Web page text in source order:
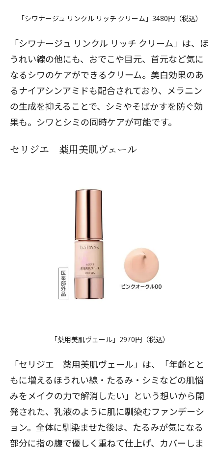
「シワナージュ リンクル リッチ クリーム」3480円（税込）
「シワナージュ リンクル リッチ クリーム 」は、ほ
うれい線の他にも、おでこや目元、首元など気に
なるシワのケアができるクリーム。美白効果のあ
るナイアシンアミドも配合されており、メラニン
の生成を抑えることで、シミやそばかすを防ぐ効
果も。シワとシミの同時ケアが可能です。
セリジエ 薬用美肌ヴェール
「薬用美肌ヴェール」2970円（税込）
「セリジエ 薬用美肌ヴェール 」は、「年齢とと
もに増えるほうれい線・たるみ・シミなどの肌悩
みをメイクの力で解消したい」という想いから開
発された、乳液のように肌に馴染むファンデーシ
ョン。全体に馴染ませた後は、たるみが気になる
部分に指の腹で優しく重ねて仕上げ、カバーしま